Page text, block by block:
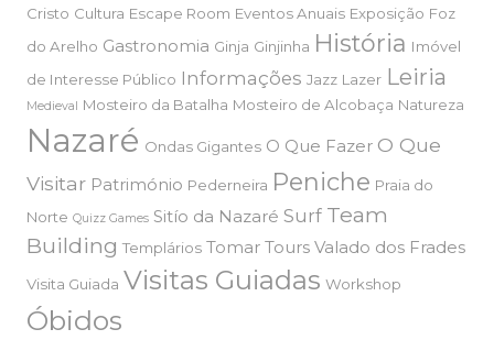
Cristo Cultura Escape Room Eventos Anuais Exposição Foz
do Arelho Gastronomia Ginja Ginjinha História Imóvel
de Interesse Público Informações Jazz Lazer Leiria
Medieval Mosteiro da Batalha Mosteiro de Alcobaça Natureza
Nazaré Ondas Gigantes O Que Fazer O Que
Visitar Património Pederneira Peniche Praia do
Norte Quizz Games Sitío da Nazaré Surf Team
Building Templários Tomar Tours Valado dos Frades
Visita Guiada Visitas Guiadas Workshop
Óbidos